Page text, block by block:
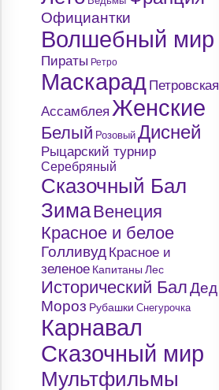
Официантки
Волшебный мир
Пираты Ретро
Маскарад Петровская
Ассамблея Женские
Белый Розовый Дисней
Рыцарский турнир
Серебряный
Сказочный Бал
ЗимаВенеция
Красное и белое
Голливуд Красное и
зеленое Капитаны Лес
Исторический БалДед
Мороз Рубашки Снегурочка
Карнавал
Сказочный мир
Мультфильмы